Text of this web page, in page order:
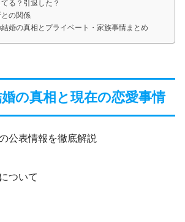
る？引退した？
の関係
婚の真相とプライベート・家族事情まとめ
の真相と現在の恋愛事情
公表情報を徹底解説
ついて